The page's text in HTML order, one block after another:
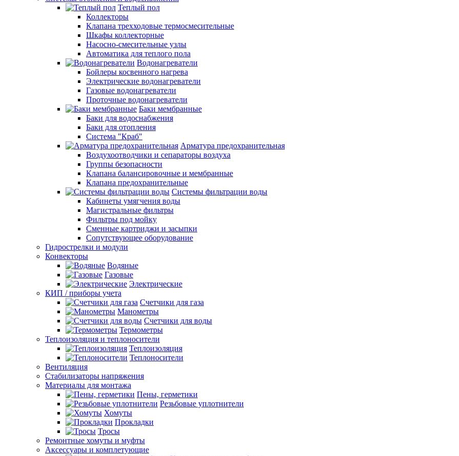
Теплый пол
Коллекторы
Клапана трехходовые термосмесительные
Шкафы коллекторные
Насосно-смесительные узлы
Автоматика для теплого пола
Водонагреватели
Бойлеры косвенного нагрева
Электрические водонагреватели
Газовые водонагреватели
Проточные водонагреватели
Баки мембранные
Баки для водоснабжения
Баки для отопления
Система "Краб"
Арматура предохранительная
Воздухоотводчики и сепараторы воздуха
Группы безопасности
Клапана балансировочные и мембранные
Клапана предохранительные
Системы фильтрации воды
Кабинеты умягчения воды
Магистральные фильтры
Фильтры под мойку
Сменные картриджи и засыпки
Сопутствующее оборудование
Гидрострелки и модули
Конвекторы
Водяные
Газовые
Электрические
КИП / приборы учета
Счетчики для газа
Манометры
Счетчики для воды
Термометры
Теплоизоляция и теплоносители
Теплоизоляция
Теплоносители
Вентиляция
Стабилизаторы напряжения
Материалы для монтажа
Пены, герметики
Резьбовые уплотнители
Хомуты
Прокладки
Тросы
Ремонтные хомуты и муфты
Аксессуары и комплетующие